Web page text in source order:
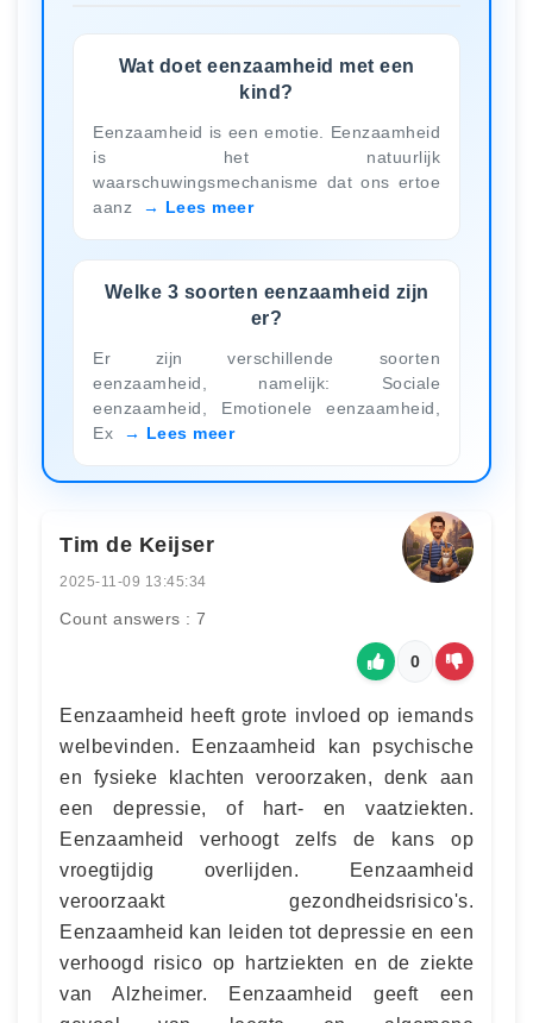
Wat doet eenzaamheid met een
kind?
Eenzaamheid is een emotie. Eenzaamheid
is het natuurlijk
waarschuwingsmechanisme dat ons ertoe
aanz
Lees meer
Welke 3 soorten eenzaamheid zijn
er?
Er zijn verschillende soorten
eenzaamheid, namelijk: Sociale
eenzaamheid, Emotionele eenzaamheid,
Ex
Lees meer
Tim de Keijser
2025-11-09 13:45:34
Count answers : 7
0
Eenzaamheid heeft grote invloed op iemands
welbevinden. Eenzaamheid kan psychische
en fysieke klachten veroorzaken, denk aan
een depressie, of hart- en vaatziekten.
Eenzaamheid verhoogt zelfs de kans op
vroegtijdig overlijden. Eenzaamheid
veroorzaakt gezondheidsrisico's.
Eenzaamheid kan leiden tot depressie en een
verhoogd risico op hartziekten en de ziekte
van Alzheimer. Eenzaamheid geeft een